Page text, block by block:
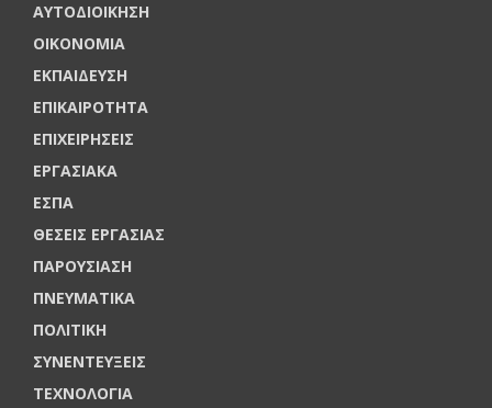
ΑΥΤΟΔΙΟΙΚΗΣΗ
ΟΙΚΟΝΟΜΙΑ
ΕΚΠΑΙΔΕΥΣΗ
ΕΠΙΚΑΙΡΟΤΗΤΑ
ΕΠΙΧΕΙΡΗΣΕΙΣ
ΕΡΓΑΣΙΑΚΑ
ΕΣΠΑ
ΘΕΣΕΙΣ ΕΡΓΑΣΙΑΣ
ΠΑΡΟΥΣΙΑΣΗ
ΠΝΕΥΜΑΤΙΚΑ
ΠΟΛΙΤΙΚΗ
ΣΥΝΕΝΤΕΥΞΕΙΣ
ΤΕΧΝΟΛΟΓΙΑ